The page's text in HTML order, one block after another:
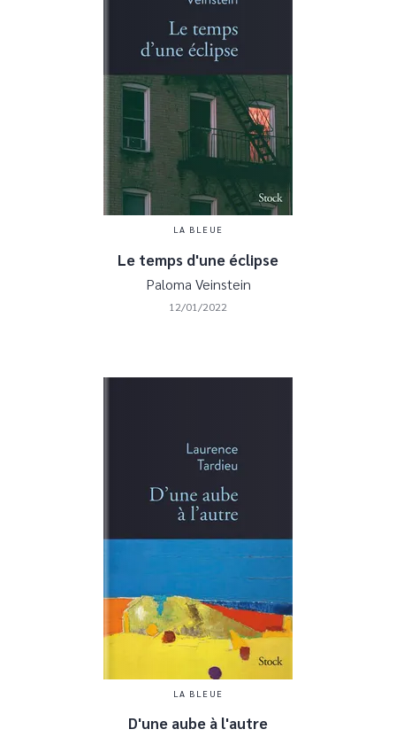
LA BLEUE
Le temps d'une éclipse
Paloma Veinstein
12/01/2022
LA BLEUE
D'une aube à l'autre